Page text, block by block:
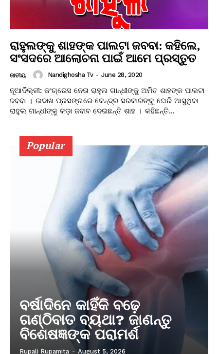
ରାହୁଲଙ୍କୁ ଶାହଙ୍କ ପାଲଟା ଜବବା: କହିଲେ,
ସଂସଦରେ ଆଲୋଚନା ପାଇଁ ଆମେ ପ୍ରସ୍ତୁତ
ଜାତୀୟ Nandighosha Tv - June 28, 2020
ନୂଆଦିଲ୍ଳୀ: କଂଗ୍ରେସ ନେତା ରାହୁଲ ଗାନ୍ଧୀଙ୍କୁ ଅମିତ ଶାହଙ୍କ ପାଲଟା
ଜବବା । ଲଦାଖ ପ୍ରସଙ୍ଗରେ କେନ୍ଦ୍ର ସରକାରଙ୍କୁ ଘେରି ଆସୁଥିବା
ରାହୁଲ ଗାନ୍ଧୀଙ୍କୁ କଡ଼ା ଜବାବ ଦେଇଛନ୍ତି ଶାହ । କହିଛନ୍ତି...
Popular
ବର୍ଷାଦିନେ କାହିଁକି ବଢ଼େ
ଗଣ୍ଠିବାତ ବ୍ୟଥା? ଜାଣନ୍ତୁ
ବିଶେଷଜ୍ଞଙ୍କ ପରାମର୍ଶ
Rupali Rupamita - August 5, 2026